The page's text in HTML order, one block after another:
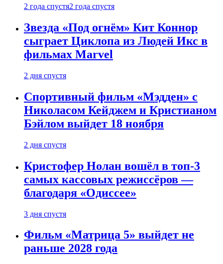
2 года спустя2 года спустя
Звезда «Под огнём» Кит Коннор
сыграет Циклопа из Людей Икс в
фильмах Marvel
2 дня спустя
Спортивный фильм «Мэдден» с
Николасом Кейджем и Кристианом
Бэйлом выйдет 18 ноября
2 дня спустя
Кристофер Нолан вошёл в топ-3
самых кассовых режиссёров —
благодаря «Одиссее»
3 дня спустя
Фильм «Матрица 5» выйдет не
раньше 2028 года